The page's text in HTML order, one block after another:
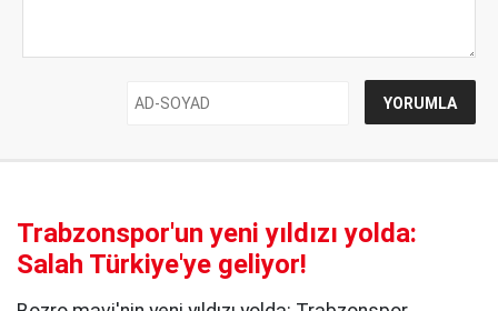
Trabzonspor'un yeni yıldızı yolda:
Salah Türkiye'ye geliyor!